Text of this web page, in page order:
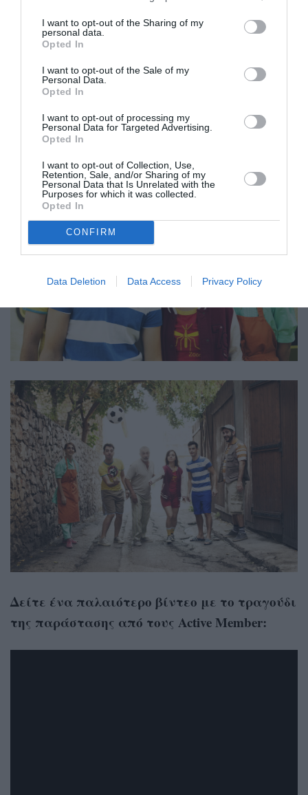
I want to opt-out of the Sharing of my
personal data.
Opted In
I want to opt-out of the Sale of my
Personal Data.
Opted In
I want to opt-out of processing my
Personal Data for Targeted Advertising.
Opted In
I want to opt-out of Collection, Use,
Retention, Sale, and/or Sharing of my
Personal Data that Is Unrelated with the
Purposes for which it was collected.
Opted In
CONFIRM
Data Deletion Data Access Privacy Policy
διερμηνεία στην Ελληνική Νοηματική Γλώσσα,
Ακουστική περιγραφή και υπέρτιτλους για
Κωφές/ους. Μια χειρονομία που ταιριάζει
απόλυτα στα μηνύματά της και που, σε κάθε
περίπτωση, θα ήταν καλό θα ακολουθήσουν ως
παράδειγμα και άλλες θεατρικές παραγωγές.
Δείτε φωτογραφίες του θιάσου:
Δείτε ένα παλαιότερο βίντεο με το τραγούδι
της παράστασης από τους Active Member: